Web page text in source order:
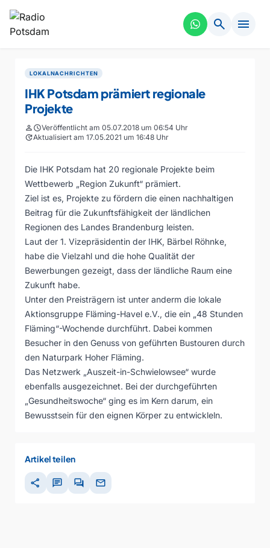
search menu
LOKALNACHRICHTEN
IHK Potsdam prämiert regionale
Projekte
personscheduleVeröffentlicht am 05.07.2018 um 06:54 Uhr
updateAktualisiert am 17.05.2021 um 16:48 Uhr
Die IHK Potsdam hat 20 regionale Projekte beim
Wettbewerb „Region Zukunft“ prämiert.
Ziel ist es, Projekte zu fördern die einen nachhaltigen
Beitrag für die Zukunftsfähigkeit der ländlichen
Regionen des Landes Brandenburg leisten.
Laut der 1. Vizepräsidentin der IHK, Bärbel Röhnke,
habe die Vielzahl und die hohe Qualität der
Bewerbungen gezeigt, dass der ländliche Raum eine
Zukunft habe.
Unter den Preisträgern ist unter anderm die lokale
Aktionsgruppe Fläming-Havel e.V., die ein „48 Stunden
Fläming“-Wochende durchführt. Dabei kommen
Besucher in den Genuss von geführten Bustouren durch
den Naturpark Hoher Fläming.
Das Netzwerk „Auszeit-in-Schwielowsee“ wurde
ebenfalls ausgezeichnet. Bei der durchgeführten
„Gesundheitswoche“ ging es im Kern darum, ein
Bewusstsein für den eignen Körper zu entwickleln.
Artikel teilen
share chat forum mail